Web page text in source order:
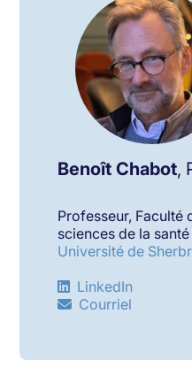
Benoît Chabot,
Professeur, Faculté
sciences de la santé
Université de
LinkedIn
Courriel